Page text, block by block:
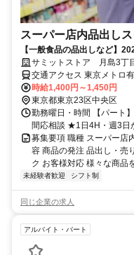
スーパー店内品出し
【一般食品の品出しなど】
生・フリーター活躍中！
サミットストア 月島3丁
交通アクセス 東京メトロ
より徒歩8分
時給1,400円～1,450円
東京都東京23区中央区
勤務曜日・時間 【パート
間応相談 ★1日4H・週3
募集要項 職種 スーパー店
容 商品の発注 品出し・売
ク お客様対応 様々な商品
未経験者歓迎 シフト制
同じ企業の求人
アルバイト・パート